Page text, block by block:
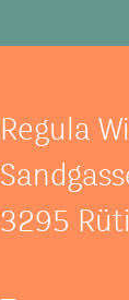
Regula
3295